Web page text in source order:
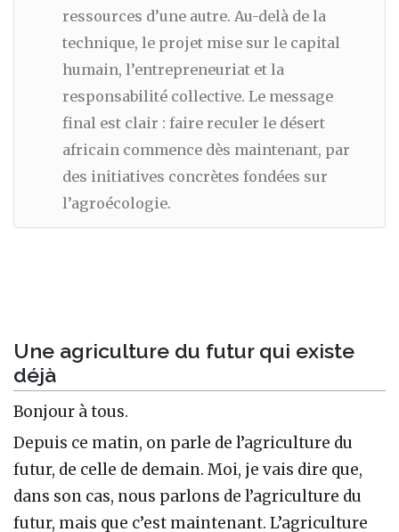
ressources d’une autre. Au-delà de la
technique, le projet mise sur le capital
humain, l’entrepreneuriat et la
responsabilité collective. Le message
final est clair : faire reculer le désert
africain commence dès maintenant, par
des initiatives concrètes fondées sur
l’agroécologie.
Une agriculture du futur qui existe
déjà
Bonjour à tous.
Depuis ce matin, on parle de l’agriculture du
futur, de celle de demain. Moi, je vais dire que,
dans son cas, nous parlons de l’agriculture du
futur, mais que c’est maintenant. L’agriculture